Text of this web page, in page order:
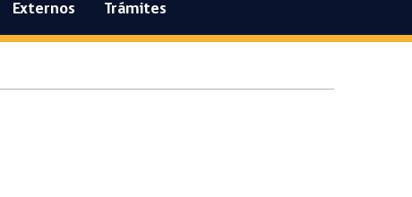
Externos Trámites